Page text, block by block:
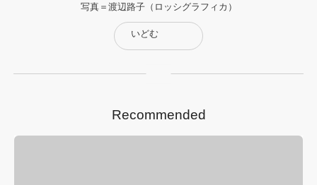
写真＝渡辺路子（ロッシグラフィカ）
いどむ
Recommended